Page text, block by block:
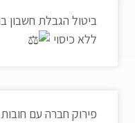
ביטול הגבלת חשבון
ללא כיסוי
פירוק חברה עם